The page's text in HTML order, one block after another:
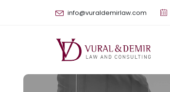
info@vuraldemirlaw.com